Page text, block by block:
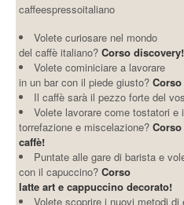
caffeespressoitaliano
Volete curiosare nel mondo
del caffè italiano? Corso discovery!
Volete cominiciare a lavorare
in un bar con il piede giusto? Corso
Il caffè sarà il pezzo forte del
Volete lavorare come tostatori e
torrefazione e miscelazione?
caffè!
Puntate alle gare di barista e
con il capuccino?Corso
latte art e cappuccino decorato!
Volete scoprire i nuovi metodi